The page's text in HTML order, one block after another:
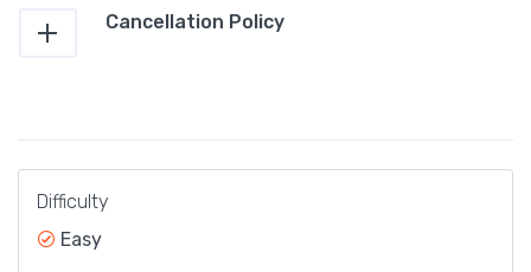
Cancellation Policy
Difficulty
Easy